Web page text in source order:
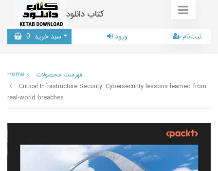
کتاب دانلود
سبد خرید 0 ورود ثبت‌نام
Home
فهرست محصولات
Critical Infrastructure Security: Cybersecurity lessons learned from
real-world breaches